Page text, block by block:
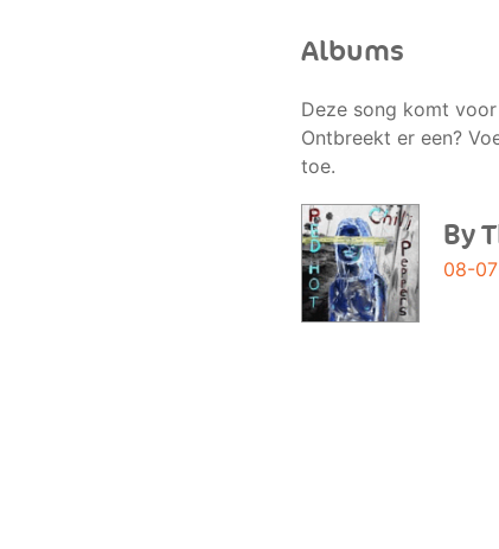
Albums
Deze song komt
Ontbreekt er een?
toe.
By
08-